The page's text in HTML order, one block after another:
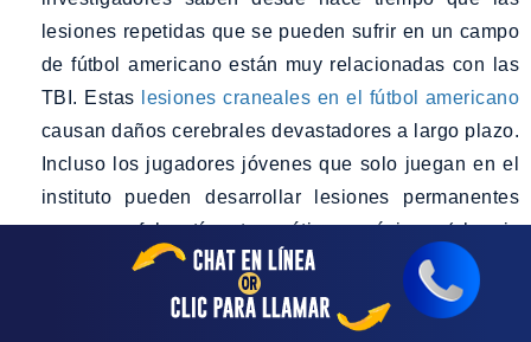
lesiones repetidas que se pueden sufrir en un campo
de fútbol americano están muy relacionadas con las
TBI. Estas
lesiones craneales en el fútbol americano
causan daños cerebrales devastadores a largo plazo.
Incluso los jugadores jóvenes que solo juegan en el
instituto pueden desarrollar lesiones permanentes
por encefalopatía traumática crónica (chronic
traumatic encephalopathy, CTE).
Los investigadores han encontrado tasas más altas